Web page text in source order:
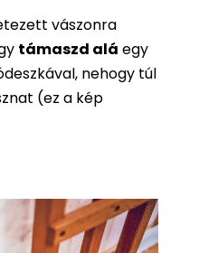
vászonra
támaszd alá egy
nehogy túl
(ez a kép